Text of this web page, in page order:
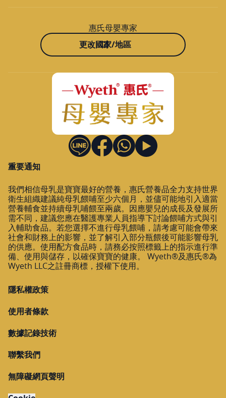
惠氏母嬰專家
更改國家/地區
重要通知
我們相信母乳是寶寶最好的營養，惠氏營養品全力支持世界
衛生組織建議純母乳餵哺至少六個月，並儘可能地引入適當
營養輔食並持續母乳哺餵至兩歲。因應嬰兒的成長及發展所
需不同，建議您應在醫護專業人員指導下討論餵哺方式與引
入輔助食品。若您選擇不進行母乳餵哺，請考慮可能會帶來
社會和財務上的影響，並了解引入部分瓶餵後可能影響母乳
的供應。使用配方食品時，請務必按照標籤上的指示進行準
備、使用與儲存，以確保寶寶的健康。 Wyeth®及惠氏®為
Wyeth LLC之註冊商標，授權下使用。
隱私權政策
使用者條款
數據記錄技術
聯繫我們
無障礙網頁聲明